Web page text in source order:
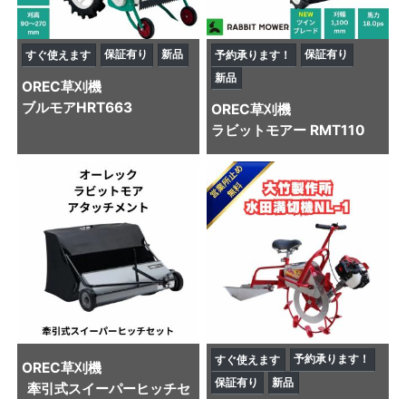
すぐ使えます 保証有り 新品
OREC草刈機
ブルモアHRT663
予約承ります！
保証有り
新品
OREC草刈機
ラビットモアー RMT110
OREC草刈機
牽引式スイーパーヒッチセ
すぐ使えます
予約承ります！
保証有り
新品